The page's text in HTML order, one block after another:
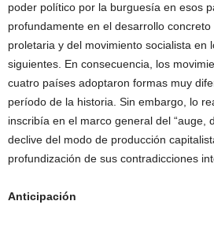
poder político por la burguesía en esos
profundamente en el desarrollo
proletaria y del movimiento socialista en
siguientes. En consecuencia, los
cuatro países adoptaron formas muy
período de la historia. Sin embargo, lo
inscribía en el marco general del “auge,
declive del modo de producción
profundización de sus contradicciones
Anticipación